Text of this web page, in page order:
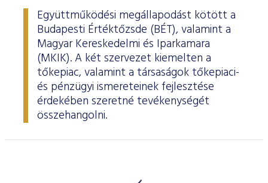
Együttműködési megállapodást kötött a
Budapesti Értéktőzsde (BÉT), valamint a
Magyar Kereskedelmi és Iparkamara
(MKIK). A két szervezet kiemelten a
tőkepiac, valamint a társaságok tőkepiaci-
és pénzügyi ismereteinek fejlesztése
érdekében szeretné tevékenységét
összehangolni.